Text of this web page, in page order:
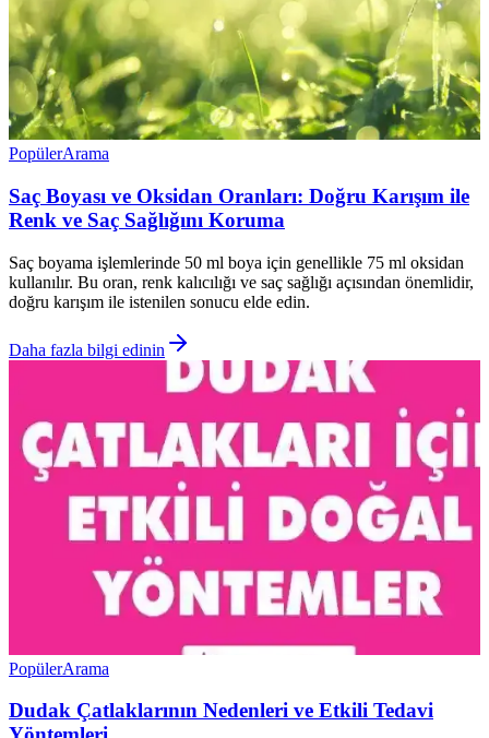
PopülerArama
Saç Boyası ve Oksidan Oranları: Doğru Karışım ile
Renk ve Saç Sağlığını Koruma
Saç boyama işlemlerinde 50 ml boya için genellikle 75 ml oksidan
kullanılır. Bu oran, renk kalıcılığı ve saç sağlığı açısından önemlidir,
doğru karışım ile istenilen sonucu elde edin.
Daha fazla bilgi edinin
PopülerArama
Dudak Çatlaklarının Nedenleri ve Etkili Tedavi